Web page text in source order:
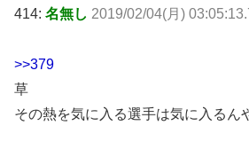
414: 名無し 2019/02/04(月)
>>379
草
その熱を気に入る選手は気に入るん